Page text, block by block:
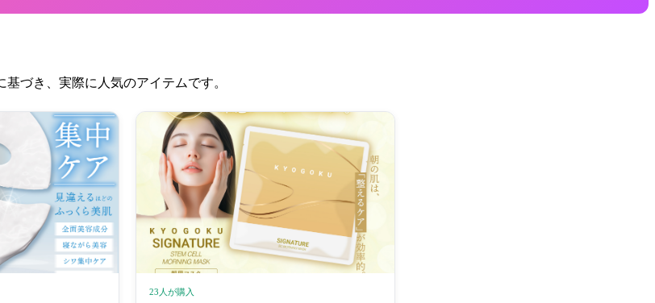
づき、実際に人気のアイテムです。
23人が購入